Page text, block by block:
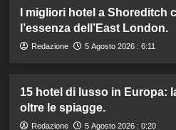
I migliori hotel a Shoreditch
l’essenza dell’East London.
Redazione 5 Agosto 2026 : 6:11
15 hotel di lusso in Europa:
oltre le spiagge.
Redazione 5 Agosto 2026 : 0:20